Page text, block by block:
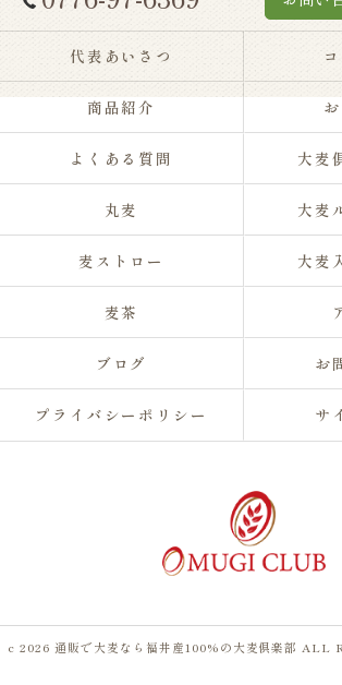
代表あいさつ
商品紹介
よくある質問 大麦
丸麦 大麦
麦ストロー 大麦
麦茶
ブログ お
プライバシーポリシー サ
c 2026 通販で大麦なら福井産100%の大麦倶楽部 ALL